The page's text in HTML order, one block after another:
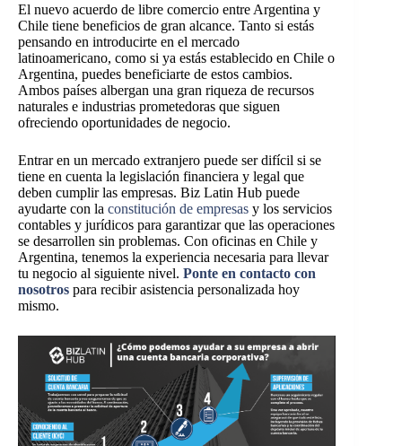
El nuevo acuerdo de libre comercio entre Argentina y
Chile tiene beneficios de gran alcance. Tanto si estás
pensando en introducirte en el mercado
latinoamericano, como si ya estás establecido en Chile o
Argentina, puedes beneficiarte de estos cambios.
Ambos países albergan una gran riqueza de recursos
naturales e industrias prometedoras que siguen
ofreciendo oportunidades de negocio.
Entrar en un mercado extranjero puede ser difícil si se
tiene en cuenta la legislación financiera y legal que
deben cumplir las empresas. Biz Latin Hub puede
ayudarte con la constitución de empresas y los servicios
contables y jurídicos para garantizar que las operaciones
se desarrollen sin problemas. Con oficinas en Chile y
Argentina, tenemos la experiencia necesaria para llevar
tu negocio al siguiente nivel. Ponte en contacto con
nosotros para recibir asistencia personalizada hoy
mismo.